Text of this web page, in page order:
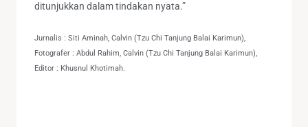
ditunjukkan dalam tindakan nyata.”
Jurnalis : Siti Aminah, Calvin (Tzu Chi Tanjung Balai Karimun),
Fotografer : Abdul Rahim, Calvin (Tzu Chi Tanjung Balai Karimun),
Editor : Khusnul Khotimah.